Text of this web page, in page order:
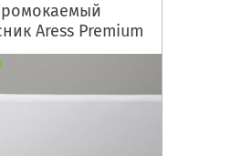
Aress Premium